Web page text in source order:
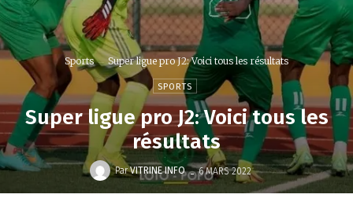
Sports Super ligue pro J2: Voici tous les résultats
SPORTS
Super ligue pro J2: Voici tous les
résultats
Par VITRINE INFO - 6 MARS 2022